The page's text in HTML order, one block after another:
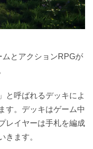
ムとアクションRPGが
と呼ばれるデッキによ
す。デッキはゲーム中
レイヤーは手札を編成
きます。